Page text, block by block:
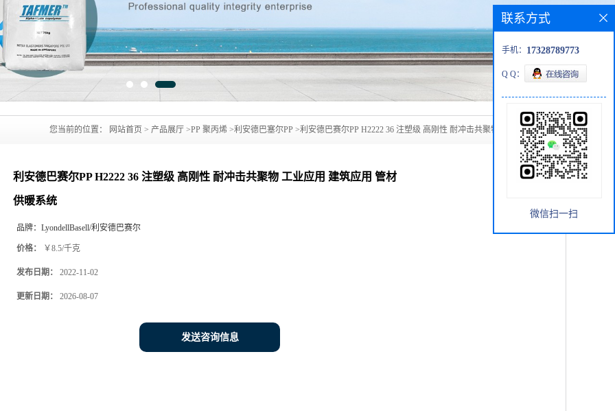
您当前的位置： 网站首页 > 产品展厅 >PP 聚丙烯 >利安德巴塞尔PP >利安德巴赛尔PP H2222 36 注塑级 高刚性 耐冲击共聚物 工业应
利安德巴赛尔PP H2222 36 注塑级 高刚性 耐冲击共聚物 工业应用 建筑应用 管材
供暖系统
品牌： LyondellBasell/利安德巴赛尔
价格： ￥8.5/千克
发布日期： 2022-11-02
更新日期： 2026-08-07
发送咨询信息
联系方式
手机： 17328789773
Q Q：
微信扫一扫